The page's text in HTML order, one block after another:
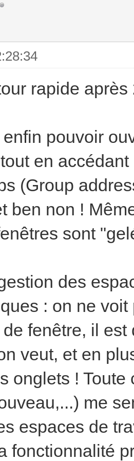
rapide
pouvoir
en
(Group
ben non !
sont
des
: on ne
fenêtre, il
veut, et en
onglets !
me
espaces de
fonctionnalité